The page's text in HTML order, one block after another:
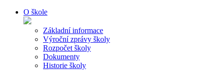
O škole
Základní informace
Výroční zprávy školy
Rozpočet školy
Dokumenty
Historie školy